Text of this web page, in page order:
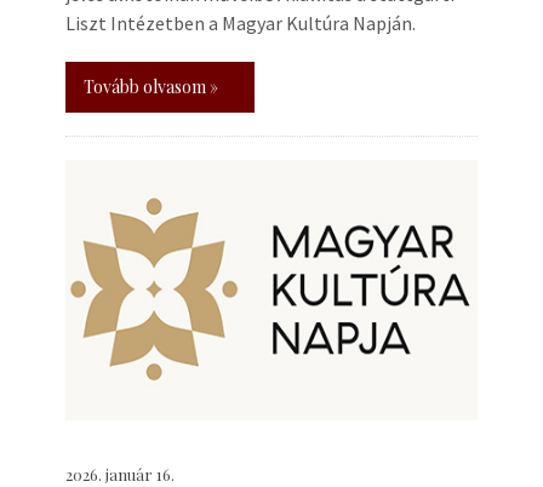
Liszt Intézetben a Magyar Kultúra Napján.
Tovább olvasom »
2026. január 16.